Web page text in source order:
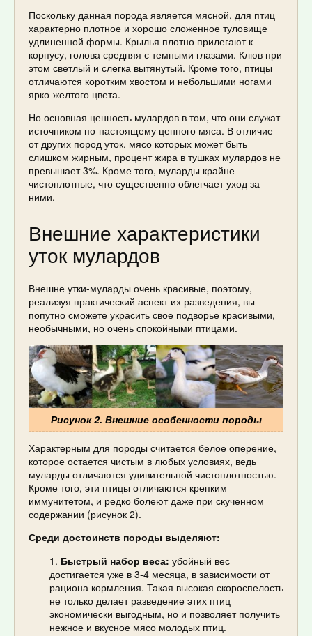
Поскольку данная порода является мясной, для птиц
характерно плотное и хорошо сложенное туловище
удлиненной формы. Крылья плотно прилегают к
корпусу, голова средняя с темными глазами. Клюв при
этом светлый и слегка вытянутый. Кроме того, птицы
отличаются коротким хвостом и небольшими ногами
ярко-желтого цвета.
Но основная ценность мулардов в том, что они служат
источником по-настоящему ценного мяса. В отличие
от других пород уток, мясо которых может быть
слишком жирным, процент жира в тушках мулардов не
превышает 3%. Кроме того, муларды крайне
чистоплотные, что существенно облегчает уход за
ними.
Внешние характеристики
уток мулардов
Внешне утки-муларды очень красивые, поэтому,
реализуя практический аспект их разведения, вы
попутно сможете украсить свое подворье красивыми,
необычными, но очень спокойными птицами.
Рисунок 2. Внешние особенности породы
Характерным для породы считается белое оперение,
которое остается чистым в любых условиях, ведь
муларды отличаются удивительной чистоплотностью.
Кроме того, эти птицы отличаются крепким
иммунитетом, и редко болеют даже при скученном
содержании (рисунок 2).
Среди достоинств породы выделяют:
Быстрый набор веса: убойный вес
достигается уже в 3-4 месяца, в зависимости от
рациона кормления. Такая высокая скороспелость
не только делает разведение этих птиц
экономически выгодным, но и позволяет получить
нежное и вкусное мясо молодых птиц.